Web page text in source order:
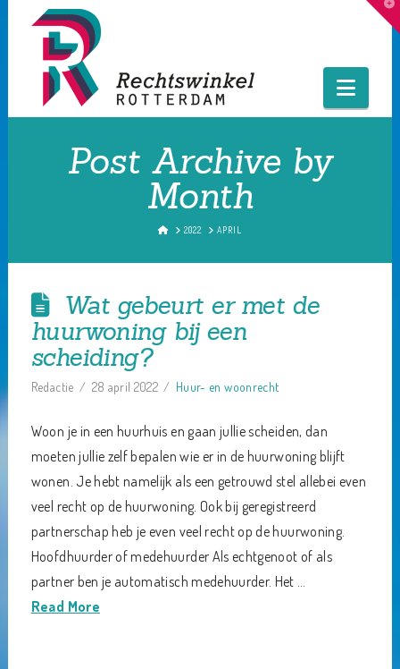
Post Archive by
Month
HOME
2022 APRIL
Wat gebeurt er met de
huurwoning bij een
scheiding?
Redactie 28 april 2022 Huur- en woonrecht
Woon je in een huurhuis en gaan jullie scheiden, dan
moeten jullie zelf bepalen wie er in de huurwoning blijft
wonen. Je hebt namelijk als een getrouwd stel allebei even
veel recht op de huurwoning. Ook bij geregistreerd
partnerschap heb je even veel recht op de huurwoning.
Hoofdhuurder of medehuurder Als echtgenoot of als
partner ben je automatisch medehuurder. Het …
Read More